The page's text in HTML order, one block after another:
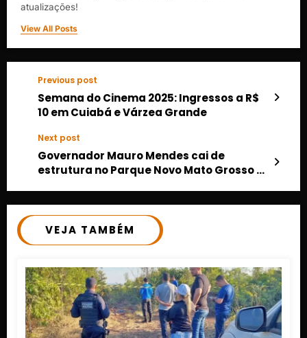
atualizações!
View All Posts
Previous post
Semana do Cinema 2025: Ingressos a R$
10 em Cuiabá e Várzea Grande
Next post
Governador Mauro Mendes cai de
estrutura no Parque Novo Mato Grosso e
VEJA TAMBÉM